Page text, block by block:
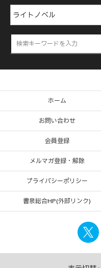
ホーム
お問い合わせ
会員登録
メルマガ登録・解除
プライバシーポリシー
書泉総合HP(外部リンク)